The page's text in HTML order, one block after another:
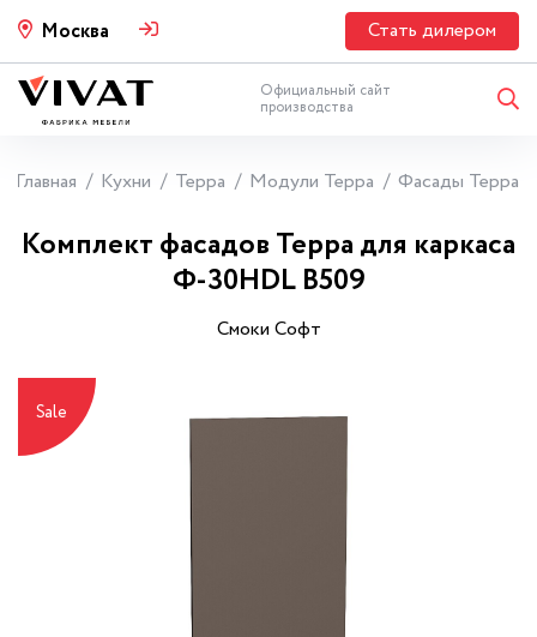
Москва Стать дилером
Официальный сайт
производства
Главная Кухни Терра Модули Терра Фасады Терра
Комплект фасадов Терра для каркаса
Ф-30НDL В509
Смоки Софт
Sale